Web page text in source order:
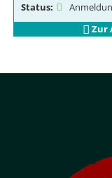
Status:
Zur